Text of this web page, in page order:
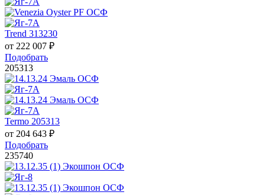
Trend 313230
от 222 007 ₽
Подобрать
205313
Termo 205313
от 204 643 ₽
Подобрать
235740